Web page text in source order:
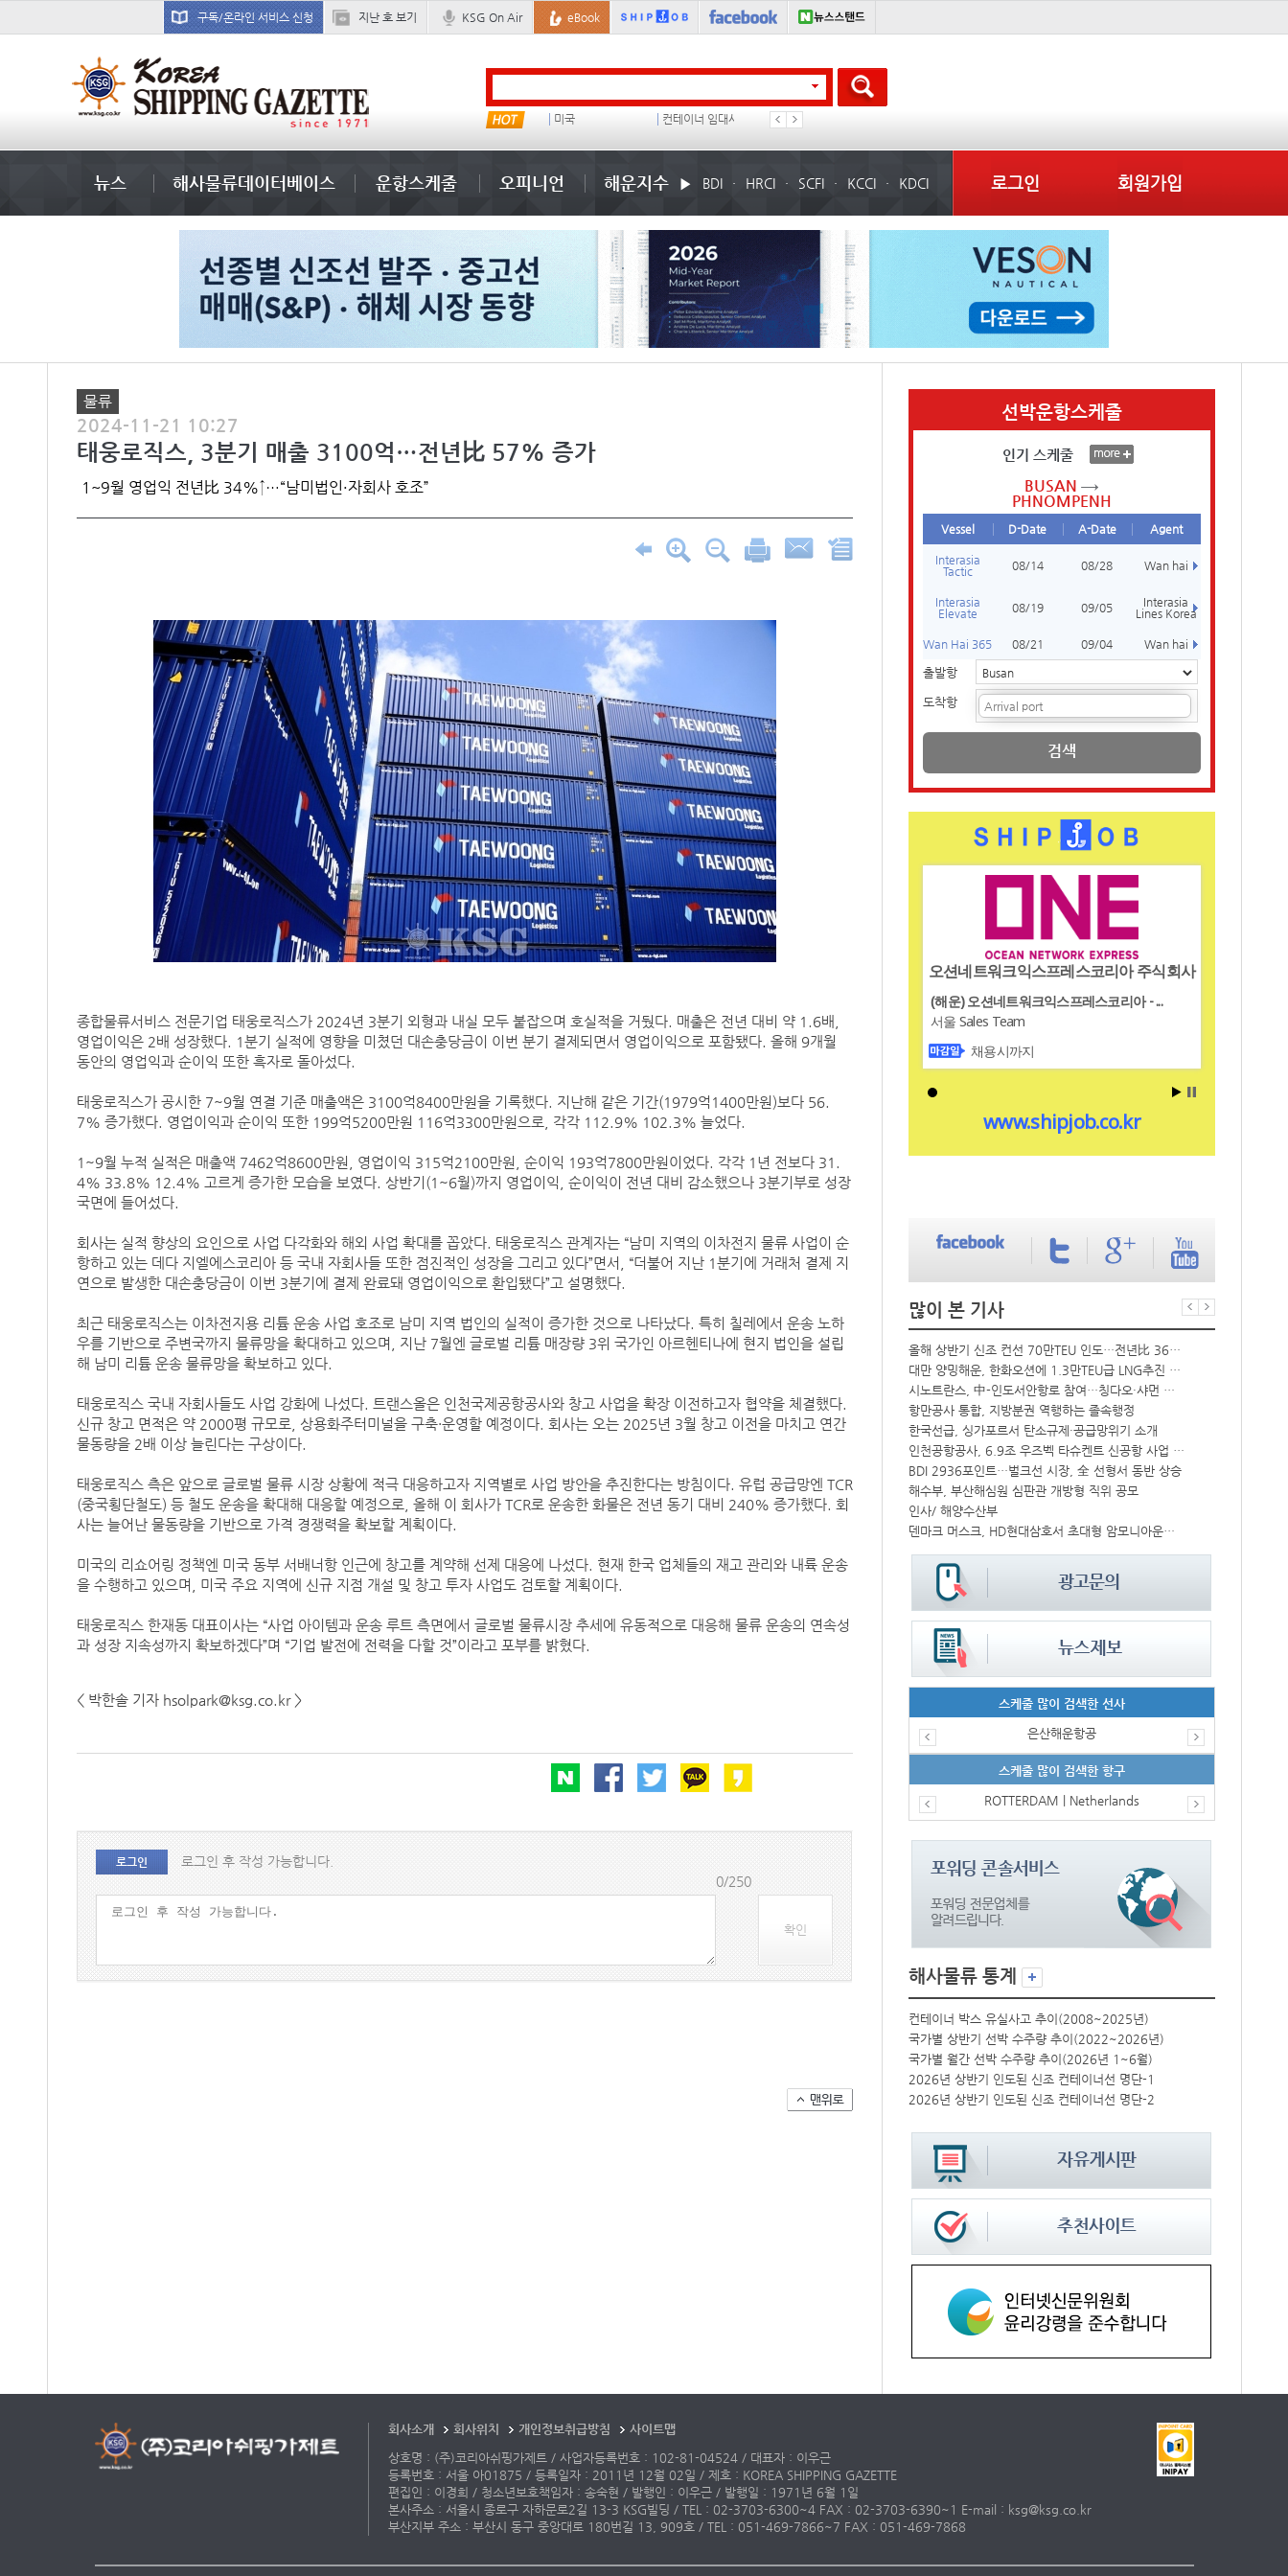
구독/온라인 서비스 신청 지난 호 보기 KSG On Air eBook
냉동 미국 컨테이너 임대사 석도
뉴스 해사물류데이터베이스 운항스케줄 오피니언 해운지수 BDI HRCI SCFI KCCI KDCI 로그인 회원가입
물류
2024-11-21 10:27
태웅로직스, 3분기 매출 3100억…전년比 57% 증가
1~9월 영업익 전년比 34%↑…“남미법인·자회사 호조”
종합물류서비스 전문기업 태웅로직스가 2024년 3분기 외형과 내실 모두 붙잡으며 호실적을 거뒀다. 매출은 전년 대비 약 1.6배,
영업이익은 2배 성장했다. 1분기 실적에 영향을 미쳤던 대손충당금이 이번 분기 결제되면서 영업이익으로 포함됐다. 올해 9개월
동안의 영업익과 순이익 또한 흑자로 돌아섰다.
태웅로직스가 공시한 7~9월 연결 기준 매출액은 3100억8400만원을 기록했다. 지난해 같은 기간(1979억1400만원)보다 56.
7% 증가했다. 영업이익과 순이익 또한 199억5200만원 116억3300만원으로, 각각 112.9% 102.3% 늘었다.
1~9월 누적 실적은 매출액 7462억8600만원, 영업이익 315억2100만원, 순이익 193억7800만원이었다. 각각 1년 전보다 31.
4% 33.8% 12.4% 고르게 증가한 모습을 보였다. 상반기(1~6월)까지 영업이익, 순이익이 전년 대비 감소했으나 3분기부로 성장
국면에 들어섰다.
회사는 실적 향상의 요인으로 사업 다각화와 해외 사업 확대를 꼽았다. 태웅로직스 관계자는 “남미 지역의 이차전지 물류 사업이 순
항하고 있는 데다 지엘에스코리아 등 국내 자회사들 또한 점진적인 성장을 그리고 있다”면서, “더불어 지난 1분기에 거래처 결제 지
연으로 발생한 대손충당금이 이번 3분기에 결제 완료돼 영업이익으로 환입됐다”고 설명했다.
최근 태웅로직스는 이차전지용 리튬 운송 사업 호조로 남미 지역 법인의 실적이 증가한 것으로 나타났다. 특히 칠레에서 운송 노하
우를 기반으로 주변국까지 물류망을 확대하고 있으며, 지난 7월엔 글로벌 리튬 매장량 3위 국가인 아르헨티나에 현지 법인을 설립
해 남미 리튬 운송 물류망을 확보하고 있다.
태웅로직스 국내 자회사들도 사업 강화에 나섰다. 트랜스올은 인천국제공항공사와 창고 사업을 확장 이전하고자 협약을 체결했다.
신규 창고 면적은 약 2000평 규모로, 상용화주터미널을 구축·운영할 예정이다. 회사는 오는 2025년 3월 창고 이전을 마치고 연간
물동량을 2배 이상 늘린다는 구상이다.
태웅로직스 측은 앞으로 글로벌 물류 시장 상황에 적극 대응하고자 지역별로 사업 방안을 추진한다는 방침이다. 유럽 공급망엔 TCR
(중국횡단철도) 등 철도 운송을 확대해 대응할 예정으로, 올해 이 회사가 TCR로 운송한 화물은 전년 동기 대비 240% 증가했다. 회
사는 늘어난 물동량을 기반으로 가격 경쟁력을 확보할 계획이다.
미국의 리쇼어링 정책엔 미국 동부 서배너항 인근에 창고를 계약해 선제 대응에 나섰다. 현재 한국 업체들의 재고 관리와 내륙 운송
을 수행하고 있으며, 미국 주요 지역에 신규 지점 개설 및 창고 투자 사업도 검토할 계획이다.
태웅로직스 한재동 대표이사는 “사업 아이템과 운송 루트 측면에서 글로벌 물류시장 추세에 유동적으로 대응해 물류 운송의 연속성
과 성장 지속성까지 확보하겠다”며 “기업 발전에 전력을 다할 것”이라고 포부를 밝혔다.
< 박한솔 기자 hsolpark@ksg.co.kr >
로그인
로그인 후 작성 가능합니다.
0/250
확인
선박운항스케줄
인기 스케줄
BUSAN
PHNOMPENH
Vessel D-Date A-Date Agent
Interasia
Tactic
08/14 08/28 Wan hai
Interasia
Elevate
08/19 09/05
Interasia
Lines Korea
Wan Hai 365 08/21 09/04 Wan hai
출발항
도착항
검색
많이 본 기사
‘韓中 웃고 日 울고’ 상반기 선박수주량 희비교차
컨운임지수 4주만에 반등…美·중동 두자릿수↑
올해 상반기 신조 컨선 70만TEU 인도…전년比 36% 감소
대만 양밍해운, 한화오션에 1.3만TEU급 LNG추진 컨선 6척 발주
시노트란스, 中-인도서안항로 참여…칭다오·샤먼 직항
항만공사 통합, 지방분권 역행하는 졸속행정
한국선급, 싱가포르서 탄소규제·공급망위기 소개
인천공항공사, 6.9조 우즈벡 타슈켄트 신공항 사업 참여
BDI 2936포인트…벌크선 시장, 全 선형서 동반 상승
해수부, 부산해심원 심판관 개방형 직위 공모
인사/ 해양수산부
덴마크 머스크, HD현대삼호서 초대형 암모니아운반선 인도받아
스케줄 많이 검색한 선사
은산해운항공
스케줄 많이 검색한 항구
ROTTERDAM | Netherlands
해사물류 통계
2026년 상반기 인도된 신조 컨테이너선 명단-2
컨테이너 박스 유실사고 추이(2008~2025년)
국가별 상반기 선박 수주량 추이(2022~2026년)
국가별 월간 선박 수주량 추이(2026년 1~6월)
2026년 상반기 인도된 신조 컨테이너선 명단-1
2026년 상반기 인도된 신조 컨테이너선 명단-2
회사소개 회사위치 개인정보취급방침
사이트맵
상호명 : (주)코리아쉬핑가제트 / 사업자등록번호 : 102-81-04524 / 대표자 : 이우근
등록번호 : 서울 아01875 / 등록일자 : 2011년 12월 02일 / 제호 : KOREA SHIPPING GAZETTE
편집인 : 이경희 / 청소년보호책임자 : 송숙현 / 발행인 : 이우근 / 발행일 : 1971년 6월 1일
본사주소 : 서울시 종로구 자하문로2길 13-3 KSG빌딩 / TEL : 02-3703-6300~4 FAX : 02-3703-6390~1 E-mail : ksg@ksg.co.kr
부산지부 주소 : 부산시 동구 중앙대로 180번길 13, 909호 / TEL : 051-469-7866~7 FAX : 051-469-7868